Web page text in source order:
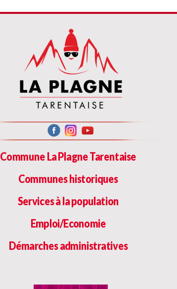
Commune La Plagne Tarentaise
Communes historiques
Services à la population
Emploi/Economie
Démarches administratives